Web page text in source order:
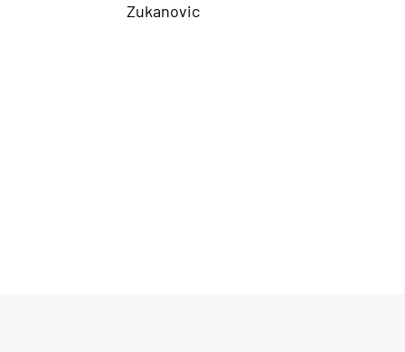
Zukanovic